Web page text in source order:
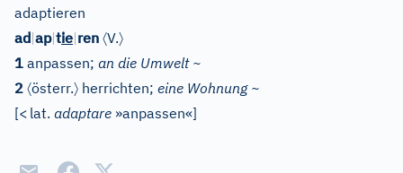
adaptieren
ad|ap|tie|ren 〈V.〉
1 anpassen; an die Umwelt ~
2 〈österr.〉 herrichten; eine Wohnung ~
[< lat. adaptare »anpassen«]